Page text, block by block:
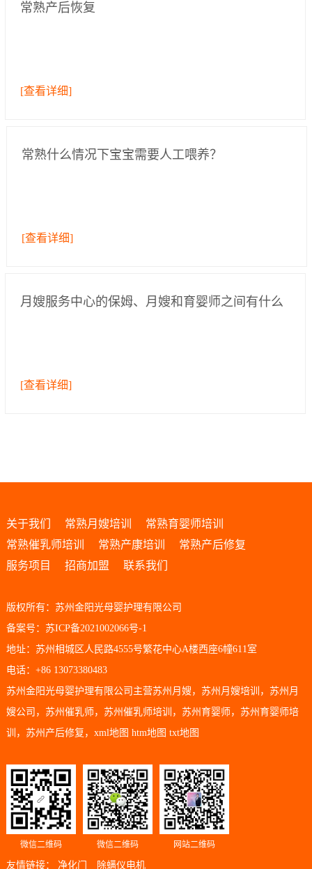
常熟产后恢复
[查看详细]
常熟什么情况下宝宝需要人工喂养？
[查看详细]
月嫂服务中心的保姆、月嫂和育婴师之间有什么
[查看详细]
关于我们 常熟月嫂培训
常熟育婴师培训
常熟催乳师培训
常熟产康培训
常熟产后修复
服务项目
招商加盟 联系我们
版权所有：苏州金阳光母婴护理有限公司
备案号：苏ICP备2021002066号-1
地址：苏州相城区人民路4555号繁花中心A楼西座6幢611室
电话：+86 13073380483
苏州金阳光母婴护理有限公司主营苏州月嫂 ， 苏州月嫂培训 ， 苏州月
嫂公司 ， 苏州催乳师 ， 苏州催乳师培训 ， 苏州育婴师 ， 苏州育婴师培
训 ， 苏州产后修复 ， xml地图 htm地图 txt地图
微信二维码 微信二维码 网站二维码
友情链接： 净化门 除螨仪电机